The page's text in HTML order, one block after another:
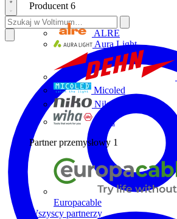
Producent 6
ALRE
Aura Light
Micoled
Niko
Wiha
Partner przemysłowy 1
Europacable
Wszyscy partnerzy